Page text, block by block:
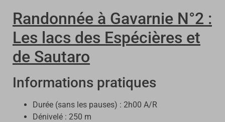
Randonnée à Gavarnie N°2 :
Les lacs des Espécières et
de Sautaro
Informations pratiques
Durée (sans les pauses) : 2h00 A/R
Dénivelé : 250 m